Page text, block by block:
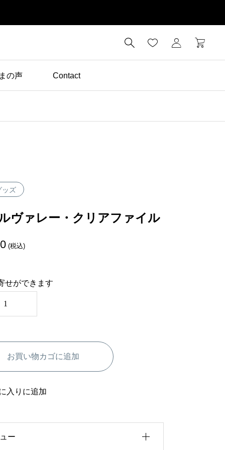

の声 Contact
美と健康
ッズ
ヴァレー・クリアファイル
(税込)
せができます
お買い物カゴに追加
入りに追加
ー